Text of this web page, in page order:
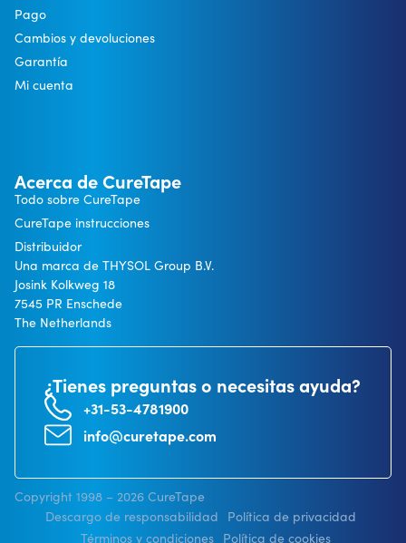
Pago
Cambios y devoluciones
Garantía
Mi cuenta
Acerca de CureTape
Todo sobre CureTape
CureTape instrucciones
Distribuidor
Una marca de THYSOL Group B.V.
Josink Kolkweg 18
7545 PR Enschede
The Netherlands
¿Tienes preguntas o necesitas ayuda?
+31-53-4781900
info@curetape.com
Copyright 1998 – 2026 CureTape
Descargo de responsabilidad
Política de privacidad
Términos y condiciones
Política de cookies